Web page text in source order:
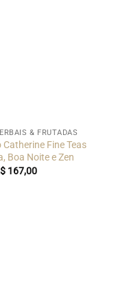
& FRUTADAS
Fine Teas
Boa Noite e Zen
167,00